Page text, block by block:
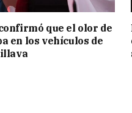
que el olor de
en los vehículos de